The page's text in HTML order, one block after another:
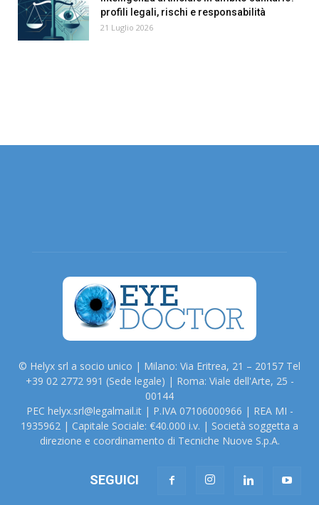
profili legali, rischi e responsabilità
21 Luglio 2026
© Helyx srl a socio unico | Milano: Via Eritrea, 21 – 20157 Tel
+39 02 2772 991 (Sede legale) | Roma: Viale dell'Arte, 25 -
00144
PEC helyx.srl@legalmail.it | P.IVA 07106000966 | REA MI -
1935962 | Capitale Sociale: €40.000 i.v. | Società soggetta a
direzione e coordinamento di Tecniche Nuove S.p.A.
SEGUICI